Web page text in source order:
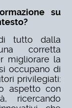
su
tutto dalla
corretta
migliorare la
occupano di
privilegiati:
aspetto con
ricercando